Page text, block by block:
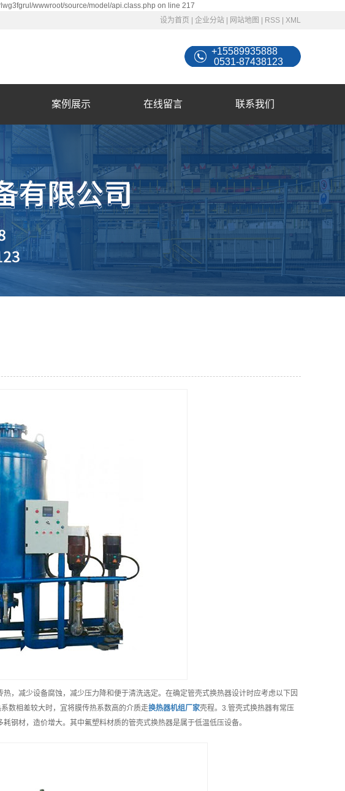
wwwroot/source/model/api.class.php on line 217
设为首页
企业分站 网站地图 RSS XML
+15589935888
0531-87438123
案例展示 在线留言 联系我们
热，减少设备腐蚀，减少压力降和便于清洗选定。在确定管壳式换热器设计时应考虑以下因
数相差较大时，宜将膜传热系数高的介质走换热器机组厂家壳程。3.管壳式换热器有常压
钢材，造价增大。其中氟塑料材质的管壳式换热器是属于低温低压设备。